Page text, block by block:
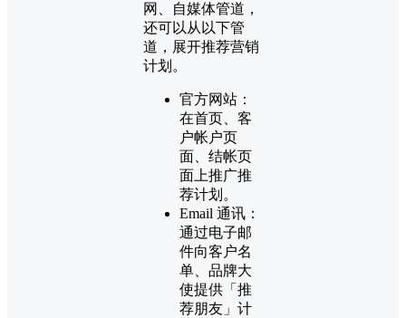
网、自媒体管道，
还可以从以下管
道，展开推荐营销
计划。
官方网站：
在首页、客
户帐户页
面、结帐页
面上推广推
荐计划。
Email 通讯：
通过电子邮
件向客户名
单、品牌大
使提供「推
荐朋友」计